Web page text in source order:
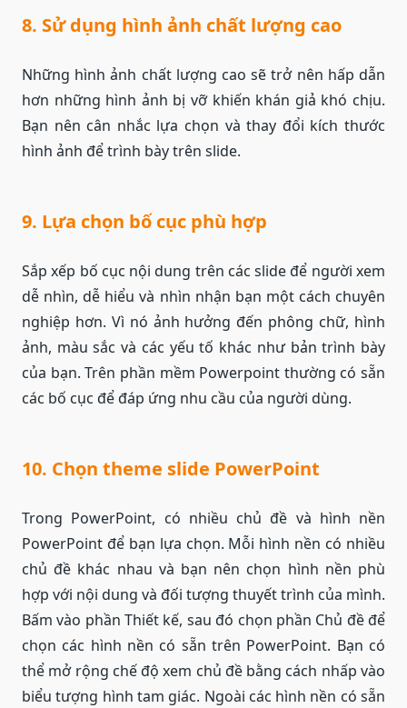
8. Sử dụng hình ảnh chất lượng cao
Những hình ảnh chất lượng cao sẽ trở nên hấp dẫn
hơn những hình ảnh bị vỡ khiến khán giả khó chịu.
Bạn nên cân nhắc lựa chọn và thay đổi kích thước
hình ảnh để trình bày trên slide.
9. Lựa chọn bố cục phù hợp
Sắp xếp bố cục nội dung trên các slide để người xem
dễ nhìn, dễ hiểu và nhìn nhận bạn một cách chuyên
nghiệp hơn. Vì nó ảnh hưởng đến phông chữ, hình
ảnh, màu sắc và các yếu tố khác như bản trình bày
của bạn. Trên phần mềm Powerpoint thường có sẵn
các bố cục để đáp ứng nhu cầu của người dùng.
10. Chọn theme slide PowerPoint
Trong PowerPoint, có nhiều chủ đề và hình nền
PowerPoint để bạn lựa chọn. Mỗi hình nền có nhiều
chủ đề khác nhau và bạn nên chọn hình nền phù
hợp với nội dung và đối tượng thuyết trình của mình.
Bấm vào phần Thiết kế, sau đó chọn phần Chủ đề để
chọn các hình nền có sẵn trên PowerPoint. Bạn có
thể mở rộng chế độ xem chủ đề bằng cách nhấp vào
biểu tượng hình tam giác. Ngoài các hình nền có sẵn